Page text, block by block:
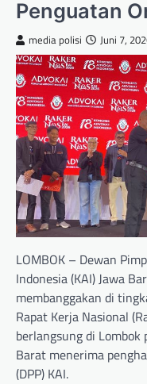
Penguatan
media polisi Juni 7,
LOMBOK – Dewan
Indonesia (KAI) Jawa
membanggakan di
Rapat Kerja Nasional
berlangsung di Lombok
Barat menerima
(DPP) KAI.